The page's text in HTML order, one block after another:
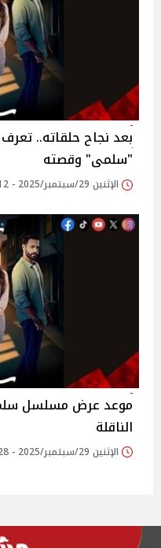
بعد نجاح حلقاته..
"سلمى" وقصته
الإثنين 29/سبتمبر/2025 - 06:12 م
الناقلة
الإثنين 29/سبتمبر/2025 - 09:28 ص